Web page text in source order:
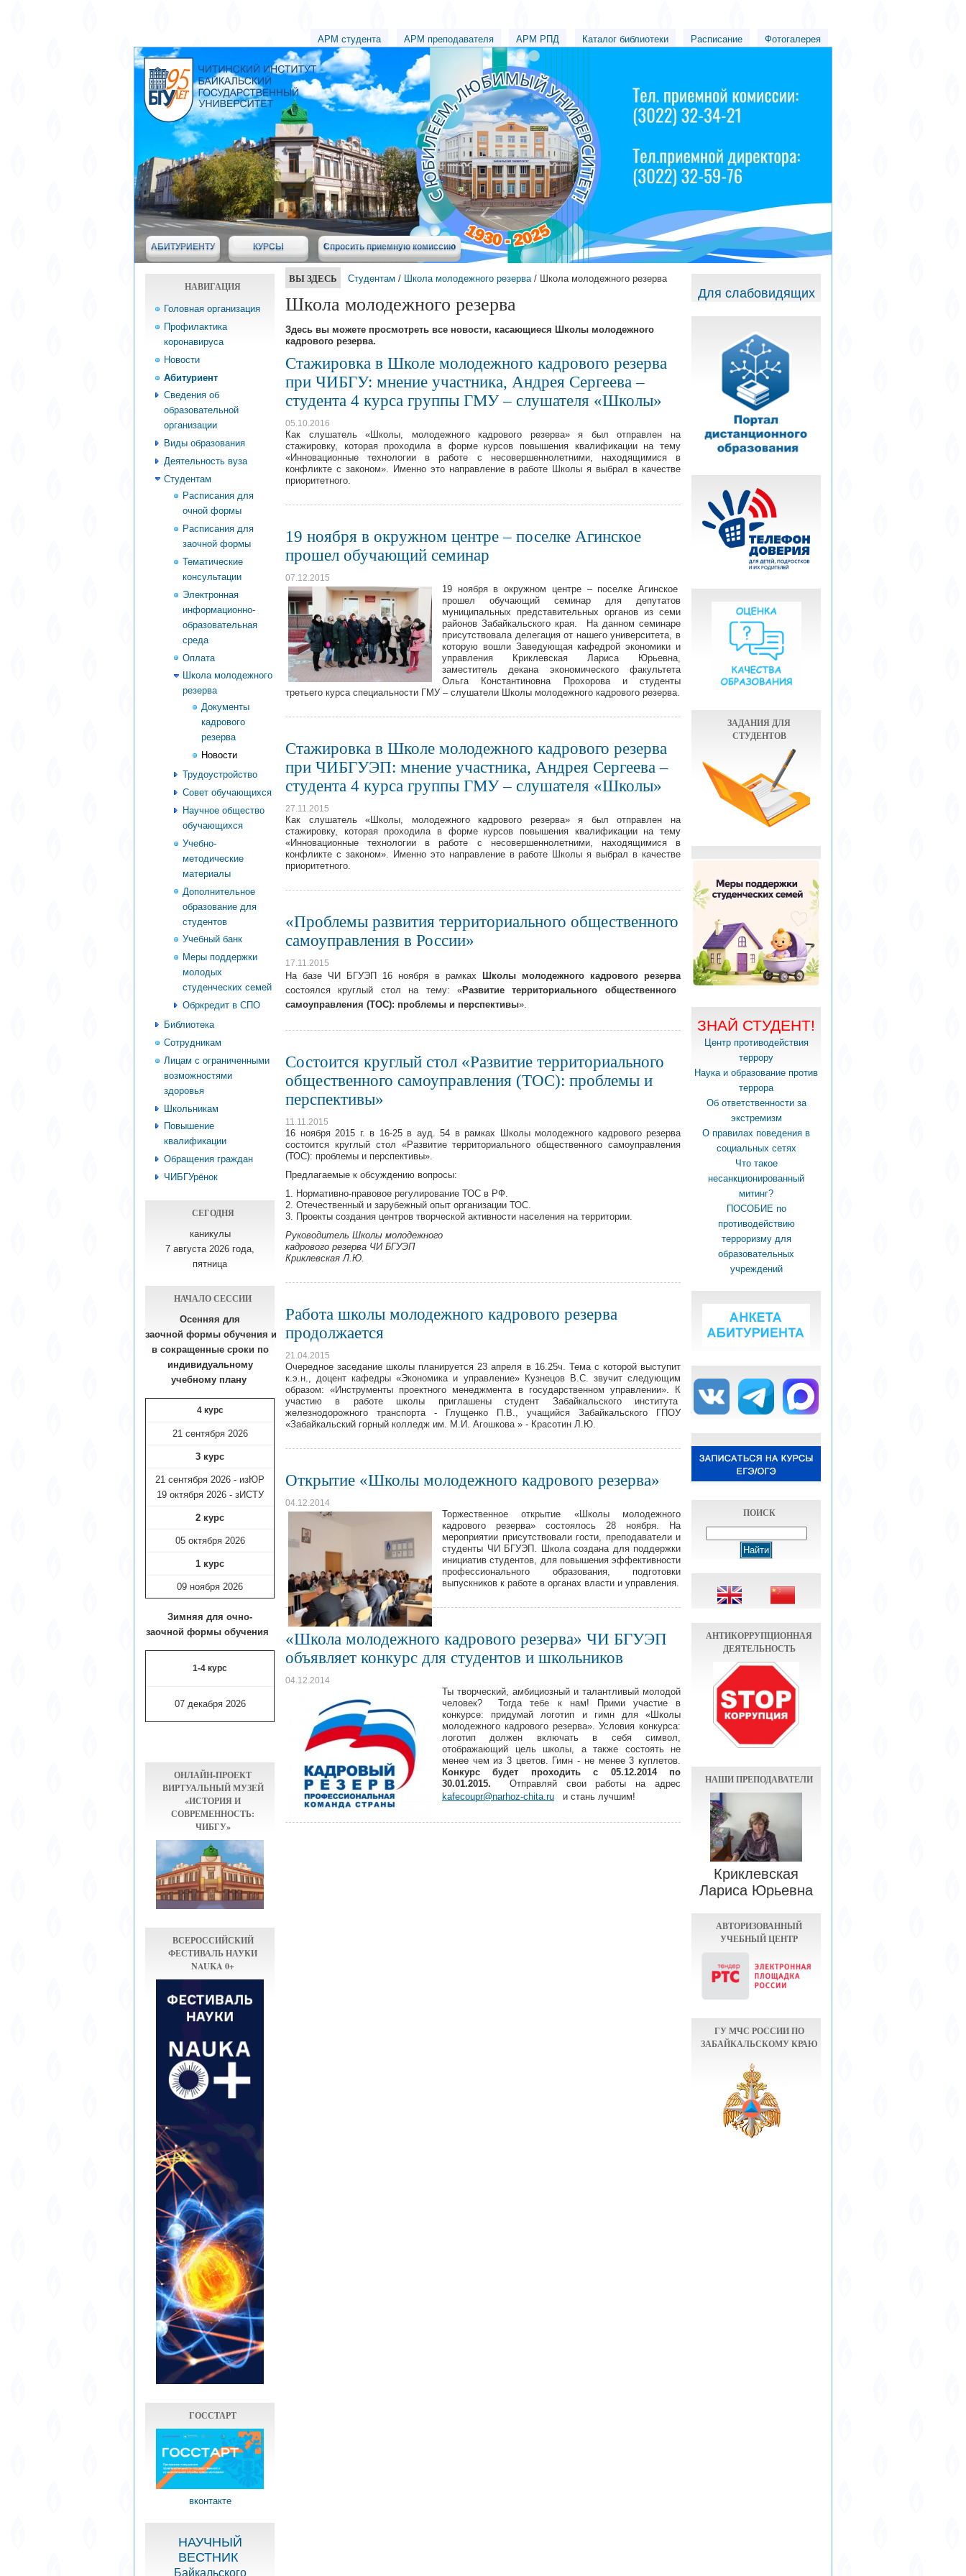
АРМ студента АРМ преподавателя АРМ РПД Каталог библиотеки Расписание Фотогалерея
АБИТУРИЕНТУ КУРСЫ Спросить приемную комиссию
НАВИГАЦИЯ
Головная организация
Профилактика
коронавируса
Новости
Абитуриент
Сведения об
образовательной
организации
Виды образования
Деятельность вуза
Студентам
Расписания для
очной формы
Расписания для
заочной формы
Тематические
консультации
Электронная
информационно-
образовательная
среда
Оплата
Школа молодежного
резерва
Документы
кадрового
резерва
Новости
Трудоустройство
Совет обучающихся
Научное общество
обучающихся
Учебно-
методические
материалы
Дополнительное
образование для
студентов
Учебный банк
Меры поддержки
молодых
студенческих семей
Обркредит в СПО
Библиотека
Сотрудникам
Лицам с ограниченными
возможностями
здоровья
Школьникам
Повышение
квалификации
Обращения граждан
ЧИБГУрёнок
СЕГОДНЯ
каникулы
7 августа 2026 года,
пятница
НАЧАЛО СЕССИИ
Осенняя для
заочной формы обучения и
в сокращенные сроки по
индивидуальному
учебному плану​
4 курс
21 сентября 2026
3 курс
21 сентября 2026 - изЮР
19 октября 2026 - зИСТУ
2 курс
05 октября 2026
1 курс
09 ноября 2026
Зимняя для очно-
заочной формы обучения
1-4 курс
07 декабря 2026
ОНЛАЙН-ПРОЕКТ
ВИРТУАЛЬНЫЙ МУЗЕЙ
«ИСТОРИЯ И
СОВРЕМЕННОСТЬ:
ЧИБГУ»
ВСЕРОССИЙСКИЙ
ФЕСТИВАЛЬ НАУКИ
NAUKA 0+
ГОССТАРТ
вконтакте
НАУЧНЫЙ
ВЕСТНИК
Байкальского
ВЫ ЗДЕСЬ Студентам / Школа молодежного резерва/ Школа молодежного резерва
Школа молодежного резерва
Здесь вы можете просмотреть все новости, касающиеся Школы молодежного
кадрового резерва.
Стажировка в Школе молодежного кадрового резерва
при ЧИБГУ: мнение участника, Андрея Сергеева –
студента 4 курса группы ГМУ – слушателя «Школы»
05.10.2016
Как слушатель «Школы, молодежного кадрового резерва» я был отправлен на
стажировку, которая проходила в форме курсов повышения квалификации на тему
«Инновационные технологии в работе с несовершеннолетними, находящимися в
конфликте с законом». Именно это направление в работе Школы я выбрал в качестве
приоритетного.
19 ноября в окружном центре – поселке Агинское
прошел обучающий семинар
07.12.2015
19 ноября в окружном центре – поселке Агинское
прошел обучающий семинар для депутатов
муниципальных представительных органов из семи
районов Забайкальского края. На данном семинаре
присутствовала делегация от нашего университета, в
которую вошли Заведующая кафедрой экономики и
управления Криклевская Лариса Юрьевна,
заместитель декана экономического факультета
Ольга Константиновна Прохорова и студенты
третьего курса специальности ГМУ – слушатели Школы молодежного кадрового резерва.
Стажировка в Школе молодежного кадрового резерва
при ЧИБГУЭП: мнение участника, Андрея Сергеева –
студента 4 курса группы ГМУ – слушателя «Школы»
27.11.2015
Как слушатель «Школы, молодежного кадрового резерва» я был отправлен на
стажировку, которая проходила в форме курсов повышения квалификации на тему
«Инновационные технологии в работе с несовершеннолетними, находящимися в
конфликте с законом». Именно это направление в работе Школы я выбрал в качестве
приоритетного.
«Проблемы развития территориального общественного
самоуправления в России»
17.11.2015
На базе ЧИ БГУЭП 16 ноября в рамках
Школы молодежного кадрового резерва
состоялся круглый стол на тему: «Развитие территориального общественного
самоуправления (ТОС): проблемы и перспективы».
Состоится круглый стол «Развитие территориального
общественного самоуправления (ТОС): проблемы и
перспективы»
11.11.2015
16 ноября 2015 г. в 16-25 в ауд. 54 в рамках Школы молодежного кадрового резерва
состоится круглый стол «Развитие территориального общественного самоуправления
(ТОС): проблемы и перспективы».
Предлагаемые к обсуждению вопросы:
1. Нормативно-правовое регулирование ТОС в РФ.
2. Отечественный и зарубежный опыт организации ТОС.
3. Проекты создания центров творческой активности населения на территории.
Руководитель Школы молодежного
кадрового резерва ЧИ БГУЭП
Криклевская Л.Ю.
Работа школы молодежного кадрового резерва
продолжается
21.04.2015
Очередное заседание школы планируется 23 апреля в 16.25ч. Тема с которой выступит
к.э.н., доцент кафедры «Экономика и управление» Кузнецов В.С. звучит следующим
образом: «Инструменты проектного менеджмента в государственном управлении». К
участию в работе школы приглашены студент Забайкальского института
железнодорожного транспорта - Глущенко П.В., учащийся Забайкальского ГПОУ
«Забайкальский горный колледж им. М.И. Агошкова » - Красотин Л.Ю.
Открытие «Школы молодежного кадрового резерва»
04.12.2014
Торжественное открытие «Школы молодежного
кадрового резерва» состоялось 28 ноября. На
мероприятии присутствовали гости, преподаватели и
студенты ЧИ БГУЭП. Школа создана для поддержки
инициатив студентов, для повышения эффективности
профессионального образования, подготовки
выпускников к работе в органах власти и управления.
«Школа молодежного кадрового резерва» ЧИ БГУЭП
объявляет конкурс для студентов и школьников
04.12.2014
Ты творческий, амбициозный и талантливый молодой
человек? Тогда тебе к нам! Прими участие в
конкурсе: придумай логотип и гимн для «Школы
молодежного кадрового резерва». Условия конкурса:
логотип должен включать в себя символ,
отображающий цель школы, а также состоять не
менее чем из 3 цветов. Гимн - не менее 3 куплетов.
Конкурс будет проходить с 05.12.2014 по
30.01.2015. Отправляй свои работы на адрес
kafecoupr@narhoz-chita.ru и стань лучшим!
Для слабовидящих
ЗАДАНИЯ ДЛЯ
СТУДЕНТОВ
ЗНАЙ СТУДЕНТ!
Центр противодействия
террору
Наука и образование против
террора
Об ответственности за
экстремизм
О правилах поведения в
социальных сетях
Что такое
несанкционированный
митинг?
ПОСОБИЕ по
противодействию
терроризму для
образовательных
учреждений
ПОИСК
АНТИКОРРУПЦИОННАЯ
ДЕЯТЕЛЬНОСТЬ
НАШИ ПРЕПОДАВАТЕЛИ
Криклевская
Лариса Юрьевна
АВТОРИЗОВАННЫЙ
УЧЕБНЫЙ ЦЕНТР
ГУ МЧС РОССИИ ПО
ЗАБАЙКАЛЬСКОМУ КРАЮ